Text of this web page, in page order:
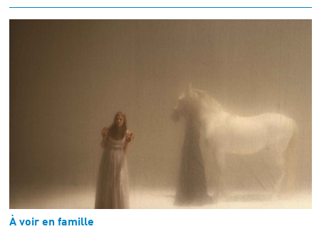
À voir en famille